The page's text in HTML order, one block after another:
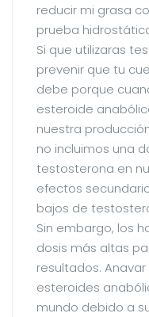
reducir mi grasa
prueba
Si que utilizaras
prevenir que tu
debe porque
esteroide
nuestra
no incluimos una
testosterona en
efectos
bajos de
Sin embargo, los
dosis más altas
resultados.
esteroides
mundo debido a